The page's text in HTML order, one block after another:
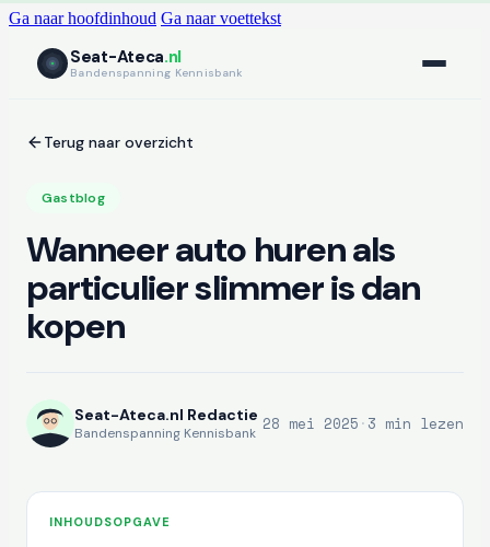
Ga naar hoofdinhoud Ga naar voettekst
Seat-Ateca.nl
Bandenspanning Kennisbank
Terug naar overzicht
Gastblog
Wanneer auto huren als
particulier slimmer is dan
kopen
Seat-Ateca.nl Redactie
Bandenspanning Kennisbank 28 mei 2025 · 3 min lezen
INHOUDSOPGAVE